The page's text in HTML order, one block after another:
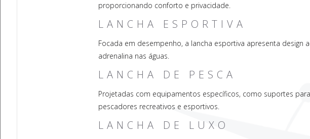
proporcionando conforto e privacidade.
LANCHA ESPORTIVA
Focada em desempenho, a lancha esportiva apresenta
adrenalina nas águas.
LANCHA DE PESCA
Projetadas com equipamentos específicos, como suportes
pescadores recreativos e esportivos.
LANCHA DE LUXO